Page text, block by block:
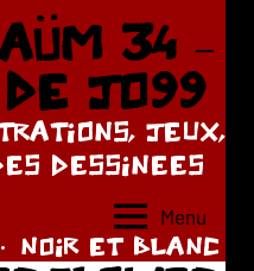
34 –
JO99
JEUX,
DESSINEES
Menu
NOIR ET BLANC